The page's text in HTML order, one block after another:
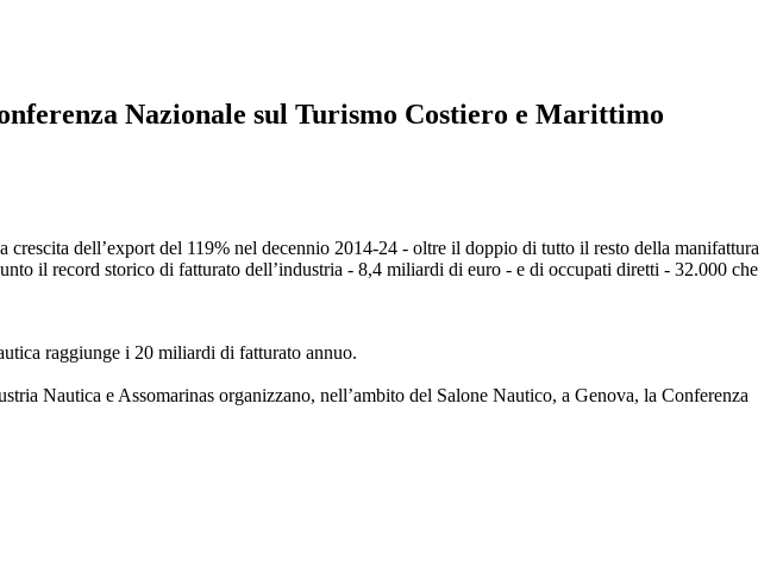
Nazionale sul Turismo Costiero e Marittimo
dell’export del 119% nel decennio 2014-24 - oltre il doppio di tutto il resto della manifattura
il record storico di fatturato dell’industria - 8,4 miliardi di euro - e di occupati diretti - 32.000 che
raggiunge i 20 miliardi di fatturato annuo.
Nautica e Assomarinas organizzano, nell’ambito del Salone Nautico, a Genova, la Conferenza